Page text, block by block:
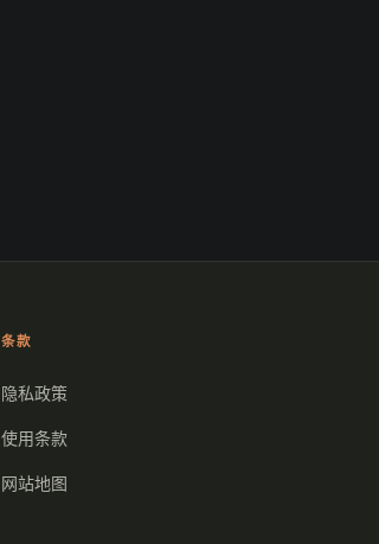
条款
隐私政策
使用条款
网站地图